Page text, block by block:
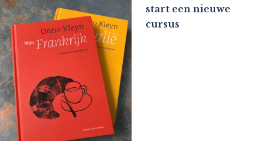
start een nieuwe
cursus